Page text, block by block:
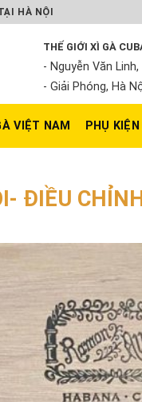
HÀ NỘI
THẾ GIỚI XÌ GÀ
- Nguyễn Văn
- Giải Phóng, Hà
VIỆT NAM PHỤ
ĐIỀU